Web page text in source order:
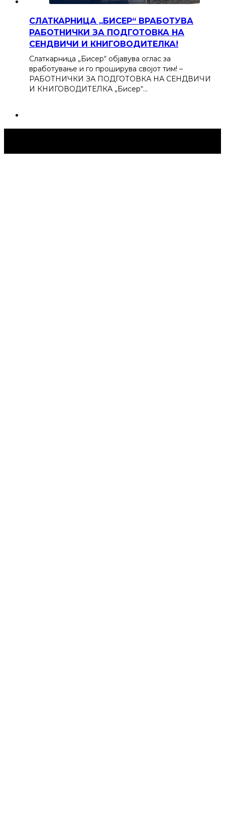
СЛАТКАРНИЦА „БИСЕР“ ВРАБОТУВА
РАБОТНИЧКИ ЗА ПОДГОТОВКА НА
СЕНДВИЧИ И КНИГОВОДИТЕЛКА!
Слаткарница „Бисер“ објавува оглас за
вработување и го проширува својот тим! –
РАБОТНИЧКИ ЗА ПОДГОТОВКА НА СЕНДВИЧИ
И КНИГОВОДИТЕЛКА „Бисер“…